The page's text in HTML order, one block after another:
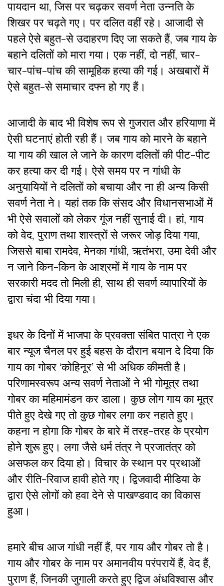
पायदान था, जिस पर चढ़कर सवर्ण नेता उन्नति के
शिखर पर चढ़ते गए। पर दलित वहीं रहे। आजादी से
पहले ऐसे बहुत-से उदाहरण दिए जा सकते हैं, जब गाय के
बहाने दलितों को मारा गया। एक नहीं, दो नहीं, चार-
चार-पांच-पांच की सामूहिक हत्या की गई। अखबारों में
ऐसे बहुत-से समाचार दफ्न हो गए हैं।
आजादी के बाद भी विशेष रूप से गुजरात और हरियाणा में
ऐसी घटनाएं होती रही हैं। जब गाय को मारने के बहाने
या गाय की खाल ले जाने के कारण दलितों की पीट-पीट
कर हत्या कर दी गई। ऐसे समय पर न गांधी के
अनुयायियों ने दलितों को बचाया और ना ही अन्य किसी
सवर्ण नेता ने। यहां तक कि संसद और विधानसभाओं में
भी ऐसे सवालों को लेकर गूंज नहीं सुनाई दी। हां, गाय
को वेद, पुराण तथा शास्त्रों से जरूर जोड़ दिया गया,
जिससे बाबा रामदेव, मेनका गांधी, ऋतंभरा, उमा देवी और
न जाने किन-किन के आश्रमों में गाय के नाम पर
सरकारी मदद तो मिली ही, साथ ही सवर्ण व्यापारियों के
द्वारा चंदा भी दिया गया।
इधर के दिनों में भाजपा के प्रवक्ता संबित पात्रा ने एक
बार न्यूज चैनल पर हुई बहस के दौरान बयान दे दिया कि
गाय का गोबर ‘कोहिनूर’ से भी अधिक कीमती है।
परिणामस्वरूप अन्य सवर्ण नेताओं ने भी गोमूत्र तथा
गोबर का महिमामंडन कर डाला। कुछ लोग गाय का मूत्र
पीते हुए देखे गए तो कुछ गोबर लगा कर नहाते हुए।
कहना न होगा कि गोबर के बारे में तरह-तरह के प्रयोग
होने शुरू हुए। लगा जैसे धर्म तंत्र ने प्रजातंत्र को
असफल कर दिया हो। विचार के स्थान पर प्रथाओं
और रीति-रिवाज हावी होते गए। द्विजवादी मीडिया के
द्वारा ऐसे लोगों को हवा देने से पाखण्डवाद का विकास
हुआ।
हमारे बीच आज गांधी नहीं हैं, पर गाय और गोबर तो है।
गाय और गोबर के नाम पर अमानवीय परंपरायें हैं, वेद हैं,
पुराण हैं, जिनकी जुगाली करते हुए द्विज अंधविश्वास और